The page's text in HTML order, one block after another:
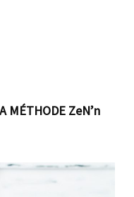
MÉTHODE ZeN’n